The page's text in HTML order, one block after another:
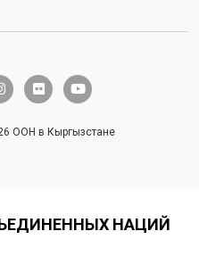
f flickr youtube
ООН в Кыргызстане
НАЦИЙ